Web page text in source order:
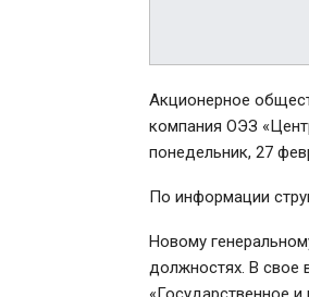
Акционерное
компания ОЭЗ
понедельник, 27
По информации
Новому
должностях. В свое